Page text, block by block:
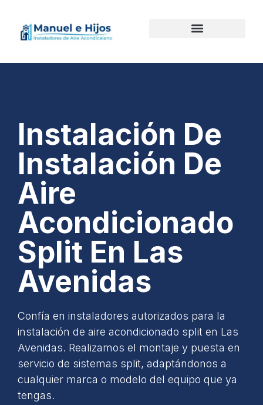
Instalación De
Instalación De
Aire
Acondicionado
Split En Las
Avenidas
Confía en instaladores autorizados para la
instalación de aire acondicionado split en Las
Avenidas. Realizamos el montaje y puesta en
servicio de sistemas split, adaptándonos a
cualquier marca o modelo del equipo que ya
tengas.